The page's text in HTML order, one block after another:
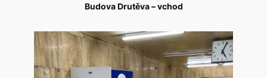
Budova Drutěva – vchod